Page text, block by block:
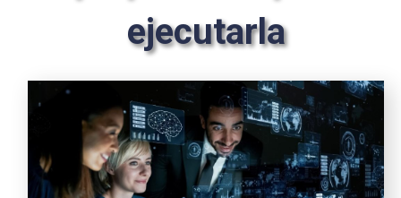
ejecutarla